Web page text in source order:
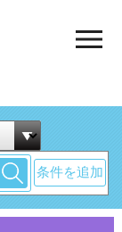
条件を追加